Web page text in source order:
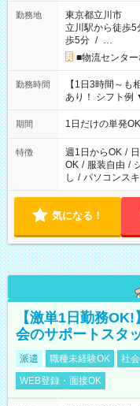
勤務地
東京都立川市
立川駅から徒歩5
歩5分 / …
■物流センタ
勤務時間
【1日3時間～も
あり！ シフト
▼18:00～21:00
期間 1日だけの単発
特徴 週1日からOK /
OK / 服装自由 /
し / パソコンス
気になる！
【激単1日勤務
会のサポートスタ
派遣 職種未経験OK 社
WEB登録・面接OK